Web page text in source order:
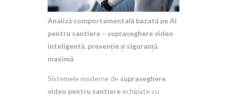
Analiză comportamentală bazată pe AI
pentru santiere – supraveghere video
inteligentă, prevenție și siguranță
maximă
Sistemele moderne de supraveghere
video pentru santiere echipate cu